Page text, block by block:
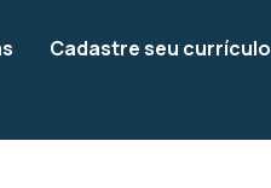
Cadastre seu currículo